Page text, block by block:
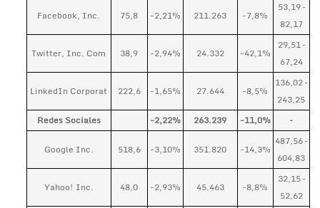
Facebook, Inc. 75,8 -2,21% 211.263 -7,8%
53,19 –
82,17
Twitter, Inc. Com 38,9 -2,94% 24.332 -42,1%
29,51 –
67,24
LinkedIn Corporat 222,6 -1,65% 27.644 -8,5%
136,02 –
243,25
Redes Sociales
-2,22% 263.239 -11,0% –
Google Inc. 518,6 -3,10% 351.820 -14,3%
487,56 –
604,83
Yahoo! Inc. 48,0 -2,93% 45.463 -8,8%
32,15 –
52,62